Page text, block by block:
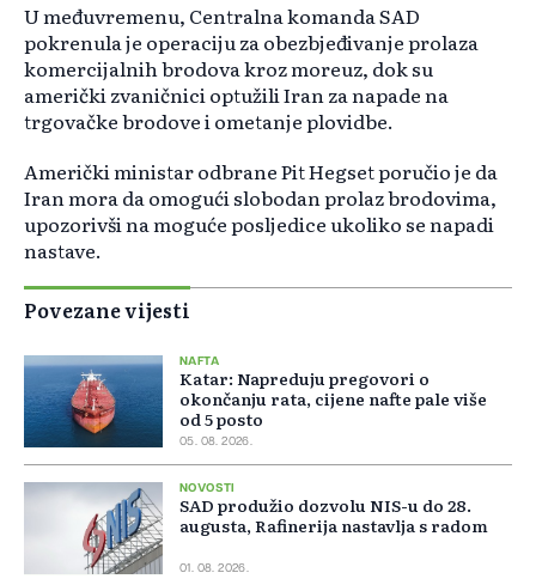
U međuvremenu, Centralna komanda SAD
pokrenula je operaciju za obezbjeđivanje prolaza
komercijalnih brodova kroz moreuz, dok su
američki zvaničnici optužili Iran za napade na
trgovačke brodove i ometanje plovidbe.
Američki ministar odbrane Pit Hegset poručio je da
Iran mora da omogući slobodan prolaz brodovima,
upozorivši na moguće posljedice ukoliko se napadi
nastave.
Povezane vijesti
NAFTA
Katar: Napreduju pregovori o
okončanju rata, cijene nafte pale više
od 5 posto
05. 08. 2026.
NOVOSTI
SAD produžio dozvolu NIS-u do 28.
augusta, Rafinerija nastavlja s radom
01. 08. 2026.